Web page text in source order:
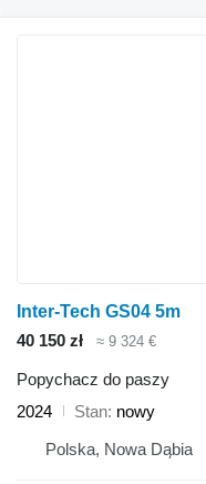
Inter-Tech GS04 5m
40 150 zł
≈ 9 324 €
Popychacz do paszy
2024
Stan nowy
Polska, Nowa Dąbia